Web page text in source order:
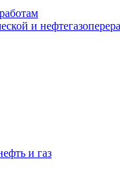
и
и газ